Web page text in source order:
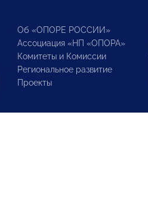
Об «ОПОРЕ РОССИИ»
Ассоциация «НП «ОПОРА»
Комитеты и Комиссии
Региональное развитие
Проекты